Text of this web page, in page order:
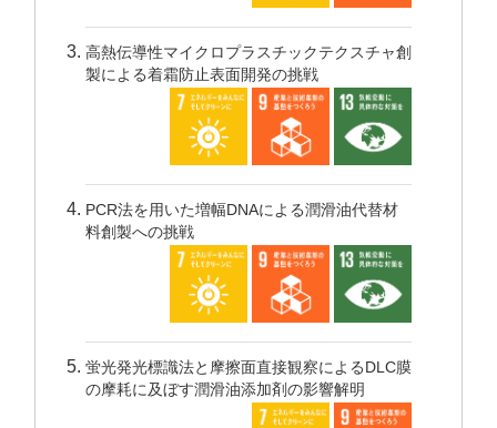
高熱伝導性マイクロプラスチックテクスチャ創
製による着霜防止表面開発の挑戦
PCR法を用いた増幅DNAによる潤滑油代替材
料創製への挑戦
蛍光発光標識法と摩擦面直接観察によるDLC膜
の摩耗に及ぼす潤滑油添加剤の影響解明